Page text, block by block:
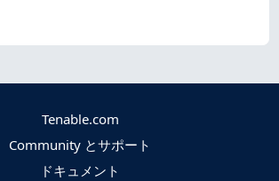
Tenable.com
Community とサポート
ドキュメント